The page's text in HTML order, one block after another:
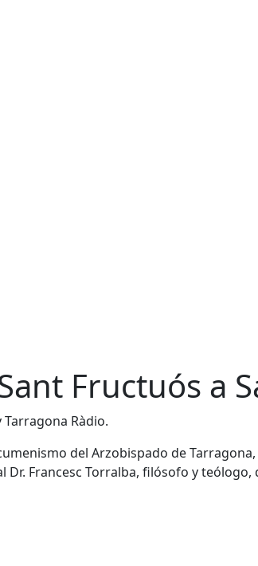
Fructuós a
Tarragona Ràdio.
del Arzobispado de
Francesc Torralba, filósofo y